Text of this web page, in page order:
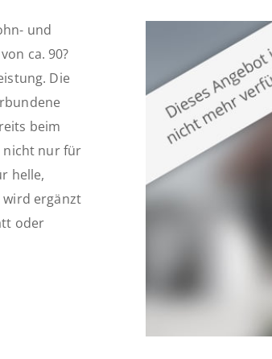
und
ca. 90?
Die
beim
nicht nur für
helle,
ergänzt
oder